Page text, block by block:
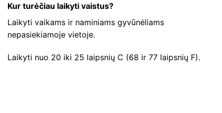
Kur turėčiau laikyti vaistus?
Laikyti vaikams ir naminiams gyvūnėliams
nepasiekiamoje vietoje.
Laikyti nuo 20 iki 25 laipsnių C (68 ir 77 laipsnių F).